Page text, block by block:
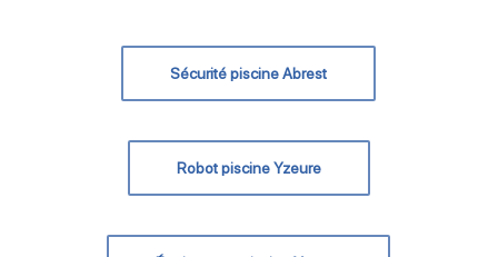
Sécurité piscine Abrest
Robot piscine Yzeure